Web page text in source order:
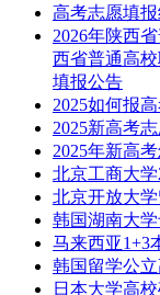
高考志愿填
2026年陕西
西省普通高
填报公告
2025如何报
2025新高考
2025年新高
北京工商大
北京开放大
韩国湖南大
马来西亚1+3
韩国留学公
日本大学高